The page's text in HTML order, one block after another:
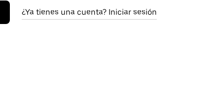
¿Ya tienes una cuenta? Iniciar sesión